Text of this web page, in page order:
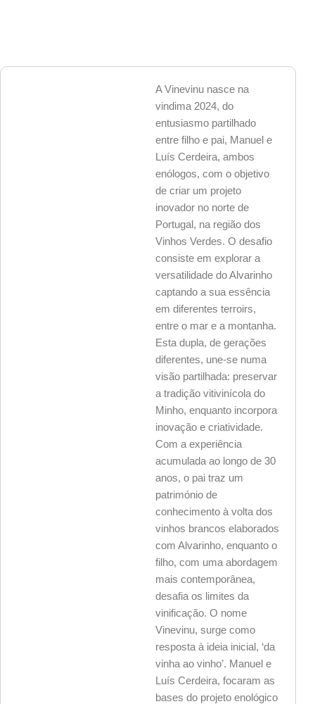
A Vinevinu nasce na
vindima 2024, do
entusiasmo partilhado
entre filho e pai, Manuel e
Luís Cerdeira, ambos
enólogos, com o objetivo
de criar um projeto
inovador no norte de
Portugal, na região dos
Vinhos Verdes. O desafio
consiste em explorar a
versatilidade do Alvarinho
captando a sua essência
em diferentes terroirs,
entre o mar e a montanha.
Esta dupla, de gerações
diferentes, une-se numa
visão partilhada: preservar
a tradição vitivinícola do
Minho, enquanto incorpora
inovação e criatividade.
Com a experiência
acumulada ao longo de 30
anos, o pai traz um
património de
conhecimento à volta dos
vinhos brancos elaborados
com Alvarinho, enquanto o
filho, com uma abordagem
mais contemporânea,
desafia os limites da
vinificação. O nome
Vinevinu, surge como
resposta à ideia inicial, ‘da
vinha ao vinho’. Manuel e
Luís Cerdeira, focaram as
bases do projeto enológico